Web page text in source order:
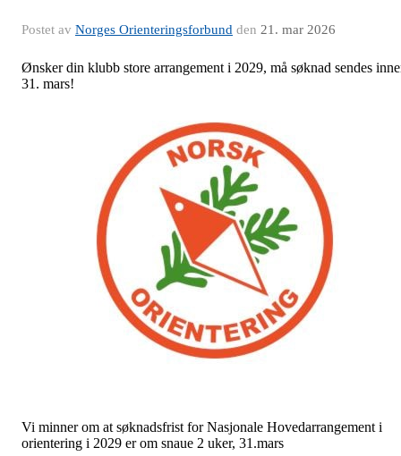
Postet av Norges Orienteringsforbund den 21. mar 2026
Ønsker din klubb store arrangement i 2029, må søknad sendes
31. mars!
Vi minner om at søknadsfrist for Nasjonale Hovedarrangement i
orientering i 2029 er om snaue 2 uker, 31.mars